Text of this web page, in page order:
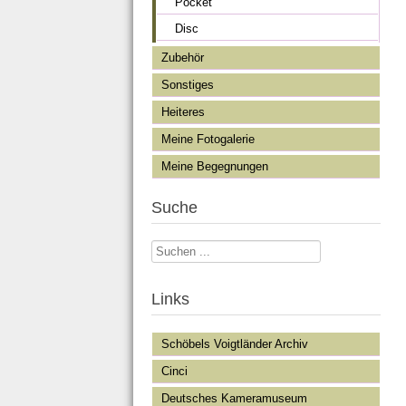
Disc
Zubehör
Sonstiges
Heiteres
Meine Fotogalerie
Meine Begegnungen
Suche
Suchen
Links
Schöbels Voigtländer Archiv
Cinci
Deutsches Kameramuseum